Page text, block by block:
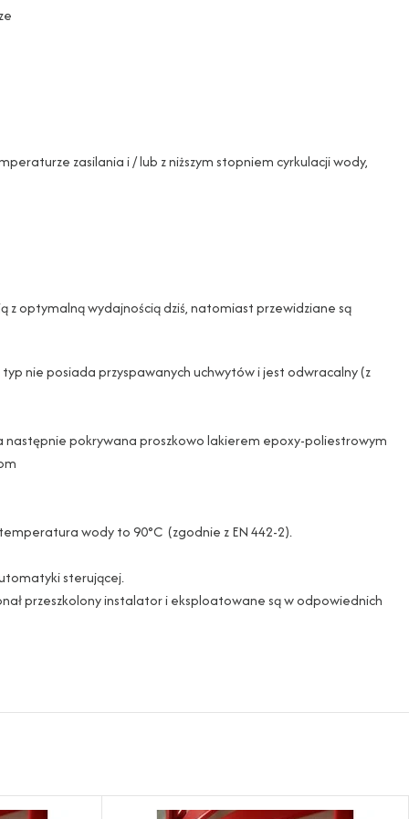
zasilania i / lub z niższym stopniem cyrkulacji wody,
z optymalną wydajnością dziś, natomiast przewidziane są
nie posiada przyspawanych uchwytów i jest odwracalny (z
następnie pokrywana proszkowo lakierem epoxy-poliestrowym
wody to 90°C (zgodnie z EN 442-2).
sterującej.
przeszkolony instalator i eksploatowane są w odpowiednich